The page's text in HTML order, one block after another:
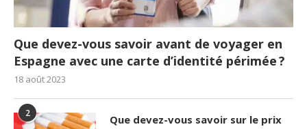
Que devez-vous savoir avant de voyager en
Espagne avec une carte d’identité périmée ?
18 août 2023
2
Que devez-vous savoir sur le prix